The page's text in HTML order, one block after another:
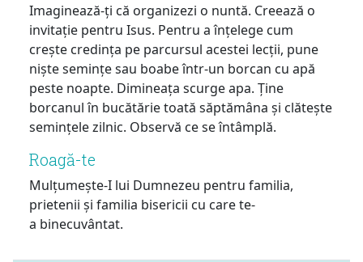
Imaginează-ți că organizezi o nuntă. Creează o
invitație pentru Isus. Pentru a înțelege cum
crește credința pe parcursul acestei lecții, pune
niște semințe sau boabe într-un borcan cu apă
peste noapte. Dimineața scurge apa. Ține
borcanul în bucătărie toată săptămâna și clătește
semințele zilnic. Observă ce se întâmplă.
Roagă-te
Mulțumește-I lui Dumnezeu pentru familia,
prietenii și familia bisericii cu care te-
a binecuvântat.